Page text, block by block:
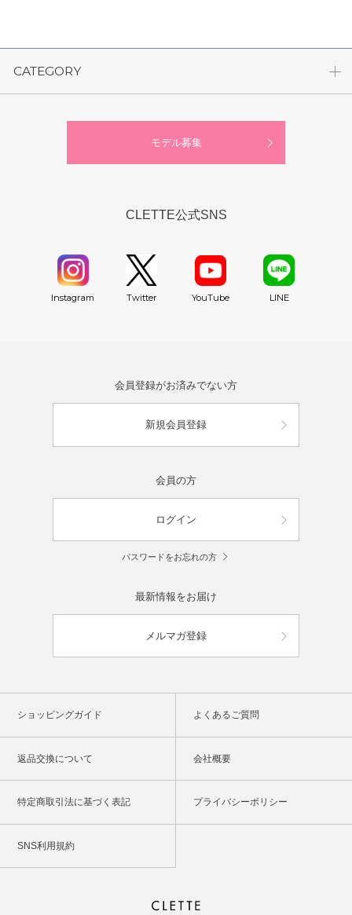
CATEGORY
モデル募集
CLETTE公式SNS
Instagram Twitter YouTube LINE
会員登録がお済みでない方
新規会員登録
会員の方
ログイン
パスワードをお忘れの方
最新情報をお届け
メルマガ登録
ショッピングガイド よくあるご質問
返品交換について 会社概要
特定商取引法に基づく表記 プライバシーポリシー
SNS利用規約